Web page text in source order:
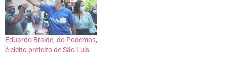
Eduardo Braide, do Podemos,
é eleito prefeito de São Luís.